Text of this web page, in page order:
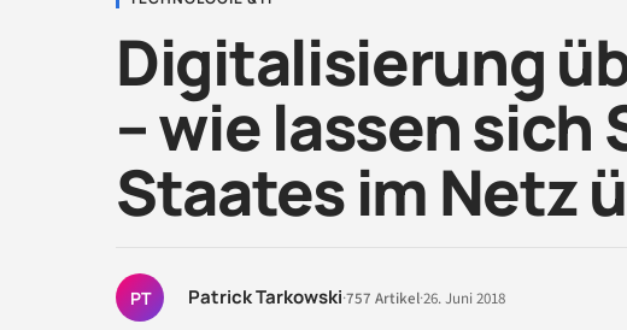
Digitalisierung
– wie lassen sich
Staates im Netz
PT Patrick Tarkowski·757 Artikel·26. Juni 2018